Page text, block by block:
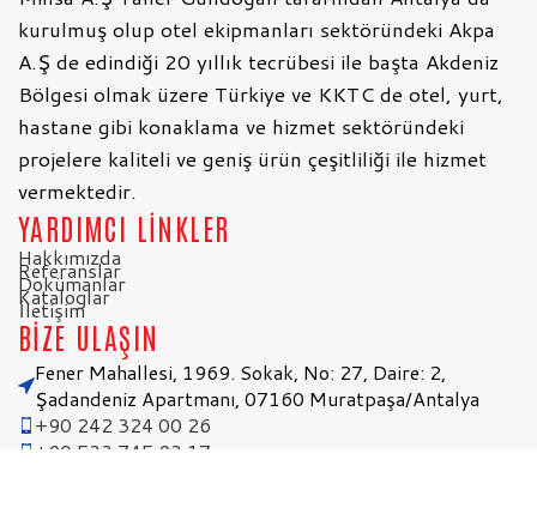
kurulmuş olup otel ekipmanları sektöründeki Akpa
A.Ş de edindiği 20 yıllık tecrübesi ile başta Akdeniz
Bölgesi olmak üzere Türkiye ve KKTC de otel, yurt,
hastane gibi konaklama ve hizmet sektöründeki
projelere kaliteli ve geniş ürün çeşitliliği ile hizmet
vermektedir.
YARDIMCI LİNKLER
Hakkımızda
Referanslar
Dokümanlar
Kataloglar
İletişim
BİZE ULAŞIN
Fener Mahallesi, 1969. Sokak, No: 27, Daire: 2,
Şadandeniz Apartmanı, 07160 Muratpaşa/Antalya
+90 242 324 00 26
+90 533 745 93 17